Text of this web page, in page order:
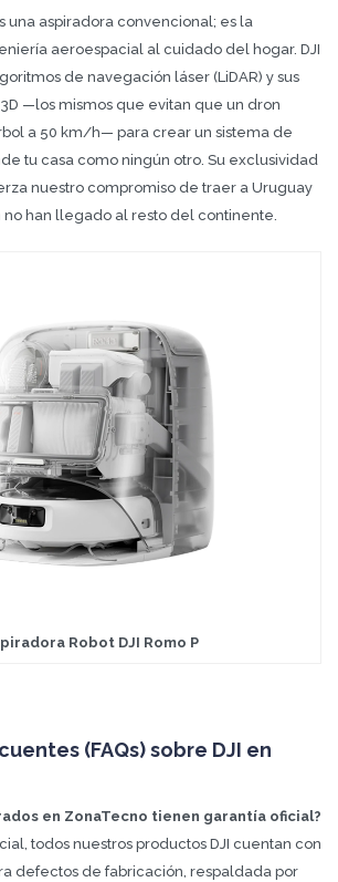
una aspiradora convencional; es la
aeroespacial al cuidado del hogar. DJI
de navegación láser (LiDAR) y sus
—los mismos que evitan que un dron
a 50 km/h— para crear un sistema de
tu casa como ningún otro. Su exclusividad
nuestro compromiso de traer a Uruguay
han llegado al resto del continente.
Robot DJI Romo P
(FAQs) sobre DJI en
en ZonaTecno tienen garantía oficial?
todos nuestros productos DJI cuentan con
defectos de fabricación, respaldada por